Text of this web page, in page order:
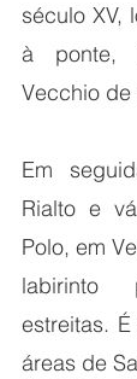
século XV,
à ponte,
Vecchio de
Em
Rialto e
Polo, em
labirinto
estreitas.
áreas de